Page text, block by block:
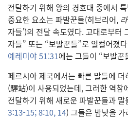
전달하기 위해 왕의 경호대 중에서
중요한 요소는 파발꾼들(히브리어,
자들’)의 전달 속도였다. 고대로부터
자들” 또는 “보발꾼들”로 일컬어졌
예레미야 51:31에는 그들이 “보발
페르시아 제국에서는 빠른 말들에
(驛站)이 사용되었는데, 그러한 역참
전달하기 위해 새로운 파발꾼들과
3:13-15;8:10, 14) 그들은 밤낮을